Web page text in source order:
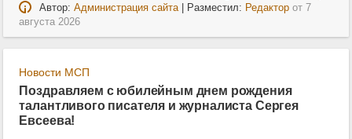
Автор: Администрация сайта| Разместил: Редакторот 7
августа 2026
Новости МСП
Поздравляем с юбилейным днем рождения
талантливого писателя и журналиста Сергея
Евсеева!